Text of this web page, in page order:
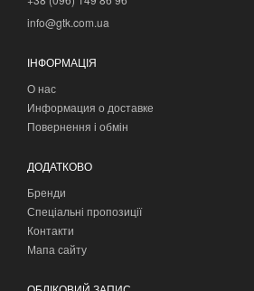
info@gtk.com.ua
ІНФОРМАЦІЯ
О нас
Информация о доставке
Повернення і обмін
ДОДАТКОВО
Бренди
Спеціальні пропозиції
Контакти
Мапа сайту